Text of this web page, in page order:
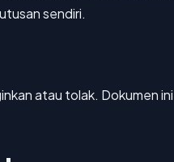
sendiri.
atau tolak. Dokumen